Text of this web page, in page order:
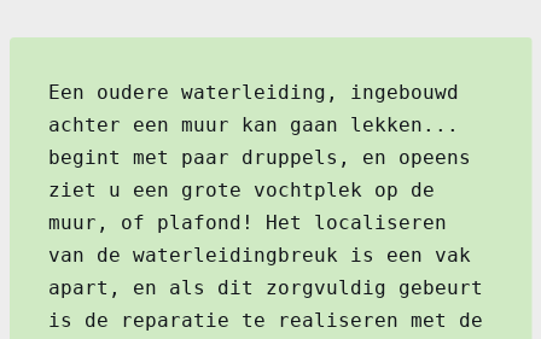
Een oudere waterleiding, ingebouwd
achter een muur kan gaan lekken...
begint met paar druppels, en opeens
ziet u een grote vochtplek op de
muur, of plafond! Het localiseren
van de waterleidingbreuk is een vak
apart, en als dit zorgvuldig gebeurt
is de reparatie te realiseren met de